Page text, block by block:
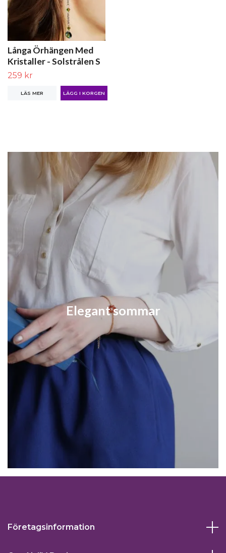
Elegant sommar
Långa Örhängen Med
Kristaller - Solstrålen S
259 kr
LÄS MER
Företagsinformation